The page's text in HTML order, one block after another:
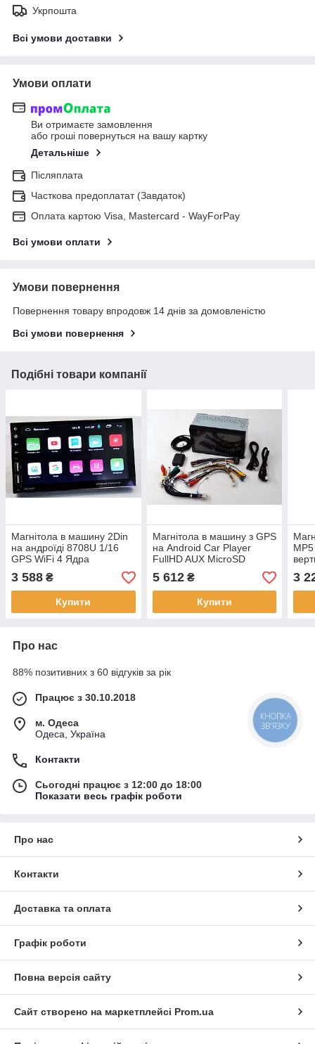
Укрпошта
Всі умови доставки
Умови оплати
Ви отримаєте замовлення
або гроші повернуться на вашу картку
Детальніше
Післяплата
Часткова предоплатат (Завдаток)
Оплата картою Visa, Mastercard - WayForPay
Всі умови оплати
Умови повернення
Повернення товару впродовж 14 днів за домовленістю
Всі умови повернення
Подібні товари компанії
Магнітола в машину 2Din
на андроїді 8708U 1/16
GPS WiFi 4 Ядра
3 588 ₴
Купити
Магнітола в машину з GPS
на Android Car Player
FullHD AUX MicroSD
автомагнітола
мультимедійний екран 7"
5 612₴
Купити
3
Про нас
88% позитивних з 60 відгуків за рік
Працює з 30.10.2018
м. Одеса
Одеса, Україна
Контакти
Сьогодні працює з 12:00 до 18:00
Показати весь графік роботи
Про нас
Контакти
Доставка та оплата
Графік роботи
Повна версія сайту
Сайт створено на маркетплейсі Prom.ua
КНОПКА
ЗВ'ЯЗКУ